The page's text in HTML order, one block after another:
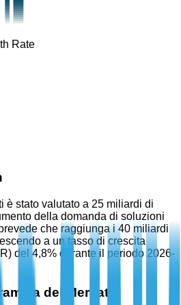
Rate
è stato valutato a 25 miliardi di
della domanda di soluzioni
che raggiunga i 40 miliardi
a un tasso di crescita
del 4,8% durante il periodo 2026-
del Mercato